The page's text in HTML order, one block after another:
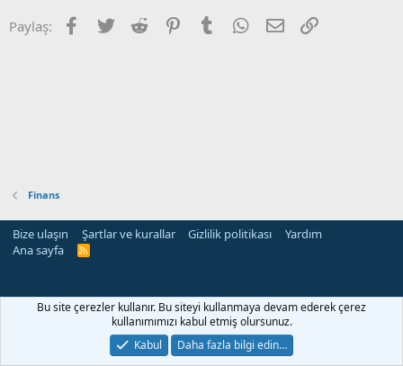
Paylaş: Facebook
Twitter Reddit PinterestTumblr WhatsApp
E-posta
Finans
Bize ulaşın Şartlar ve kurallar Gizlilik politikası
Yardım
Ana sayfa
R
Bu site çerezler kullanır. Bu siteyi kullanmaya devam ederek çerez
kullanımımızı kabul etmiş olursunuz.
Kabul
Daha fazla bilgi edin…